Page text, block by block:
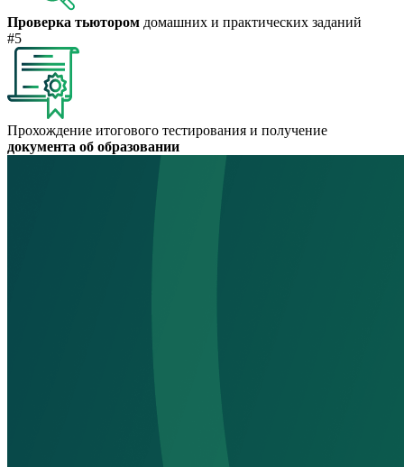
Проверка тьютором домашних и практических заданий
#5
Прохождение итогового тестирования и получение
документа об образовании